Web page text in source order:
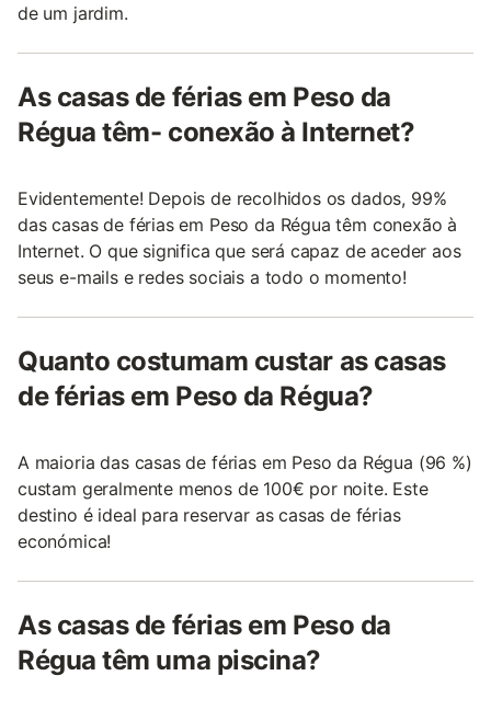
de um jardim.
As casas de férias em Peso da
Régua têm- conexão à Internet?
Evidentemente! Depois de recolhidos os dados, 99%
das casas de férias em Peso da Régua têm conexão à
Internet. O que significa que será capaz de aceder aos
seus e-mails e redes sociais a todo o momento!
Quanto costumam custar as casas
de férias em Peso da Régua?
A maioria das casas de férias em Peso da Régua (96 %)
custam geralmente menos de 100€ por noite. Este
destino é ideal para reservar as casas de férias
económica!
As casas de férias em Peso da
Régua têm uma piscina?